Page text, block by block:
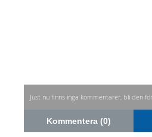
Just nu finns inga kommentarer, bli den
Kommentera (0)